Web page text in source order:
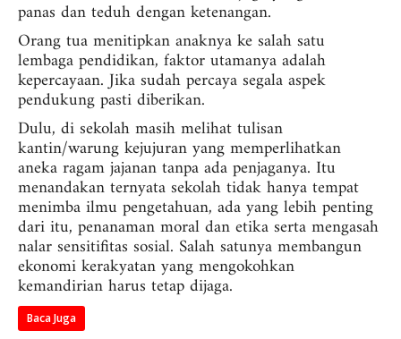
panas dan teduh dengan ketenangan.
Orang tua menitipkan anaknya ke salah satu
lembaga pendidikan, faktor utamanya adalah
kepercayaan. Jika sudah percaya segala aspek
pendukung pasti diberikan.
Dulu, disekolah masih melihat tulisan
kantin/warung kejujuran yang memperlihatkan
aneka ragam jajanan tanpa ada penjaganya. Itu
menandakan ternyata sekolah tidak hanya tempat
menimba ilmu pengetahuan, ada yang lebih penting
dari itu, penanaman moral dan etika serta mengasah
nalar sensitifitas sosial. Salah satunya membangun
ekonomi kerakyatan yang mengokohkan
kemandirian harus tetap dijaga.
Baca Juga